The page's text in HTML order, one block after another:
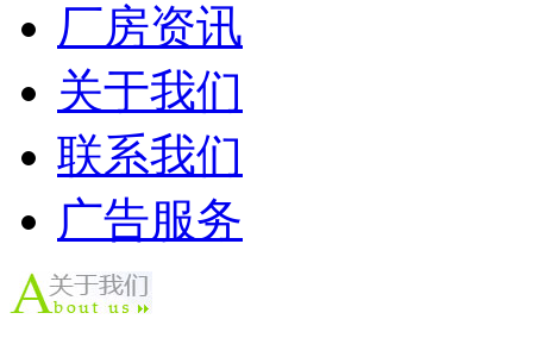
厂房资讯
关于我们
联系我们
广告服务